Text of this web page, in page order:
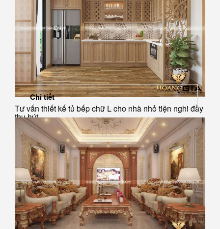
Tư vấn thiết kế tủ bếp chữ L cho nhà nhỏ tiện nghi đầy
thu hút
Chi tiết